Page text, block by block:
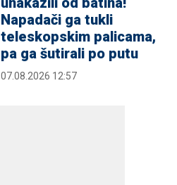
Napadači ga tukli
teleskopskim palicama,
pa ga šutirali po putu
07.08.2026 12:57